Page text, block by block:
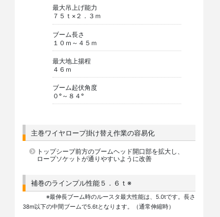
最大吊上げ能力
７５ｔ×２．３ｍ
ブーム長さ
１０ｍ～４５ｍ
最大地上揚程
４６ｍ
ブーム起伏角度
０°～８４°
主巻ワイヤロープ掛け替え作業の容易化
トップシーブ前方のブームヘッド開口部を拡大し、
ロープソケットが通りやすいように改善
補巻のラインプル性能５．６ｔ※
※最伸長ブーム時のルースタ最大性能は、5.0tです。長さ
38m以下の中間ブームで5.6tとなります。（通常伸縮時）